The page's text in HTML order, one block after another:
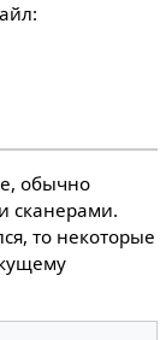
обычно
сканерами.
то некоторые